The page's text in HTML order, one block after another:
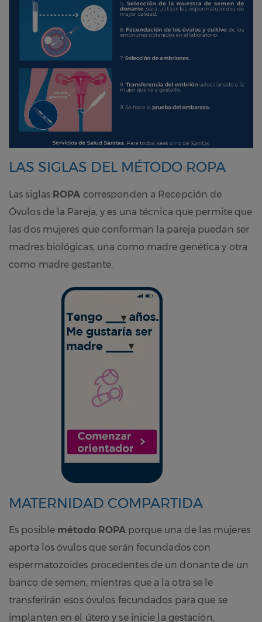
LAS SIGLAS DEL MÉTODO ROPA
Las siglas ROPA corresponden a Recepción de
Óvulos de la Pareja, y es una técnica que permite que
las dos mujeres que conforman la pareja puedan ser
madres biológicas, una como madre genética y otra
como madre gestante.
MATERNIDAD COMPARTIDA
Es posible método ROPA porque una de las mujeres
aporta los óvulos que serán fecundados con
espermatozoides procedentes de un donante de un
banco de semen, mientras que a la otra se le
transferirán esos óvulos fecundados para que se
implanten en el útero y se inicie la gestación.